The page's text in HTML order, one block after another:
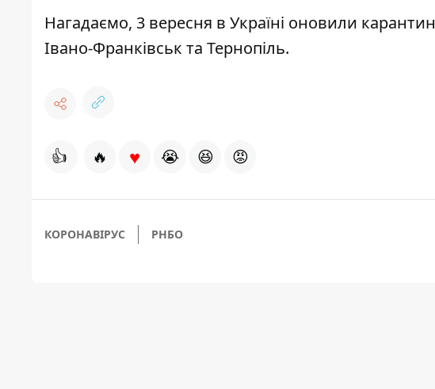
Нагадаємо, 3 вересня в Україні оновили
Івано-Франківськ та Тернопіль.
👍 🔥 ♥ 😭 😆 😡
КОРОНАВІРУС РНБО